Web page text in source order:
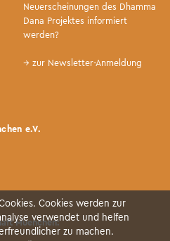
Neuerscheinungen des Dhamma
Dana Projektes informiert
werden?
→ zur Newsletter-Anmeldung
e.V.
Muenchen:
Cookies werden zur
verwendet und helfen
zu machen.